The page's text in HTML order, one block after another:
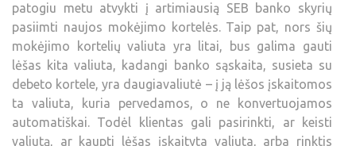
patogiu metu atvykti į artimiausią SEB banko skyrių
pasiimti naujos mokėjimo kortelės. Taip pat, nors šių
mokėjimo kortelių valiuta yra litai, bus galima gauti
lėšas kita valiuta, kadangi banko sąskaita, susieta su
debeto kortele, yra daugiavaliutė – į ją lėšos įskaitomos
ta valiuta, kuria pervedamos, o ne konvertuojamos
automatiškai. Todėl klientas gali pasirinkti, ar keisti
valiutą, ar kaupti lėšas įskaityta valiuta, arba rinktis